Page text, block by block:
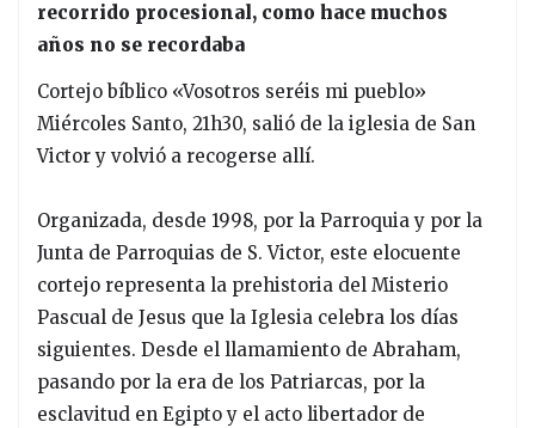
recorrido procesional, como hace muchos
años no se recordaba
Cortejo bíblico «Vosotros seréis mi pueblo»
Miércoles Santo, 21h30, salió de la iglesia de San
Victor y volvió a recogerse allí.
Organizada, desde 1998, por la Parroquia y por la
Junta de Parroquias de S. Victor, este elocuente
cortejo representa la prehistoria del Misterio
Pascual de Jesus que la Iglesia celebra los días
siguientes. Desde el llamamiento de Abraham,
pasando por la era de los Patriarcas, por la
esclavitud en Egipto y el acto libertador de